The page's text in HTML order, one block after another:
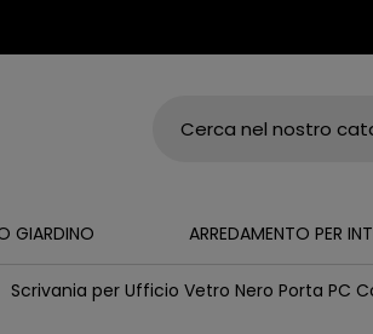
GIARDINO ARREDAMENTO PER
Scrivania per Ufficio Vetro Nero Porta PC